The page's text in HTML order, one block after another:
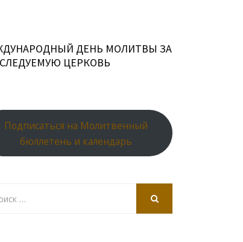
ДЕНЬ МОЛИТВЫ ЗА
ЦЕРКОВЬ
Подписаться на Молитвенный
бюллетень и календарь